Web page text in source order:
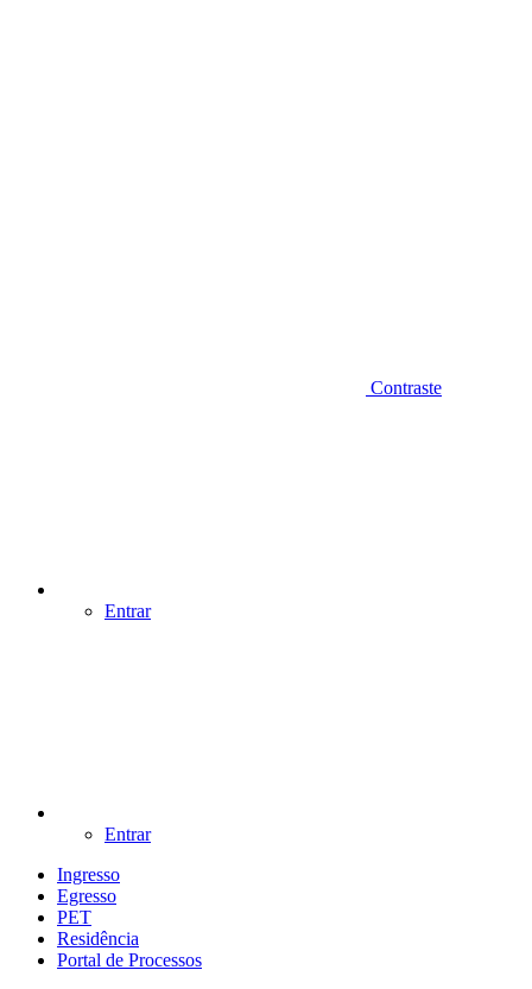
Contraste
Entrar
Entrar
Ingresso
Egresso
PET
Residência
Portal de Processos